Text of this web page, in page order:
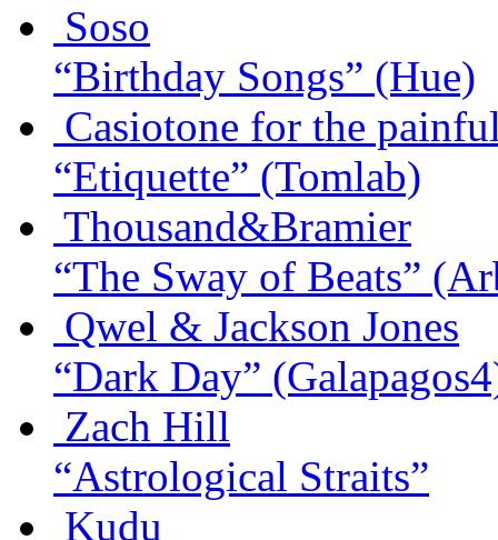
Soso
“Birthday Songs” (Hue)
Casiotone for the
“Etiquette” (Tomlab)
Thousand&Bramier
“The Sway of Beats”
Qwel & Jackson Jones
“Dark Day”
Zach Hill
“Astrological Straits”
Kudu